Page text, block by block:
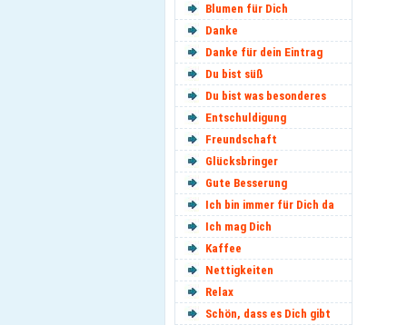
Blumen für Dich
Danke
Danke für dein Eintrag
Du bist süß
Du bist was besonderes
Entschuldigung
Freundschaft
Glücksbringer
Gute Besserung
Ich bin immer für Dich da
Ich mag Dich
Kaffee
Nettigkeiten
Relax
Schön, dass es Dich gibt